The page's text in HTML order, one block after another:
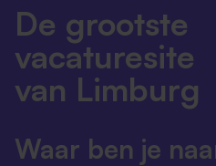
De grootste
vacaturesite
van Limburg
Waar ben je